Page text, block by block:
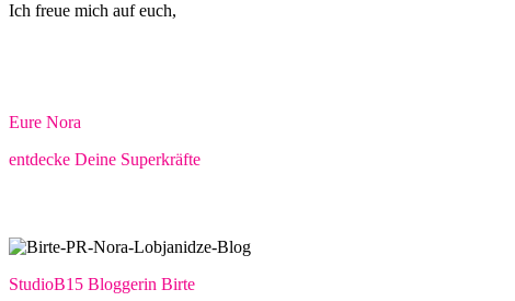
Ich freue mich auf euch,
Eure Nora
entdecke Deine Superkräfte
StudioB15 Bloggerin Birte